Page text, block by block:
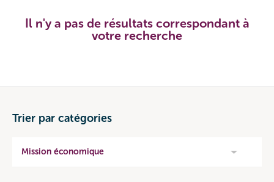
Il n'y a pas de résultats correspondant à
votre recherche
Trier par catégories
Mission économique